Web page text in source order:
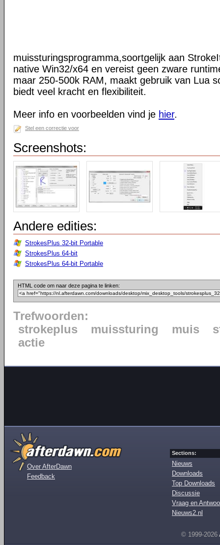
muissturingsprogramma,soortgelijk aan
native Win32/x64 en vereist geen zware
maar 250-500k RAM, maakt gebruik van Lua
biedt veel kracht en flexibiliteit.
Meer info en voorbeelden vind je hier.
Stel een correctie voor
Screenshots:
Andere edities:
StrokesPlus 32-bit Portable
StrokesPlus 64-bit
StrokesPlus 64-bit Portable
HTML code om naar deze pagina te linken:
Trefwoorden:
strokeplus
muissturing muis
actie
Over AfterDawn
Feedback
Sections:
Nieuws
Downloads
Top Downloads
Discussie
Vraag en
Nieuws2.nl
© 1999-2026